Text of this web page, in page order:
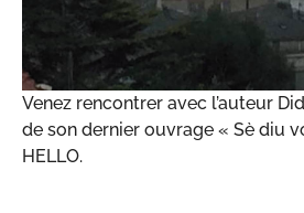
Venez rencontrer avec l’auteur
de son dernier ouvrage « Sè diu
HELLO.